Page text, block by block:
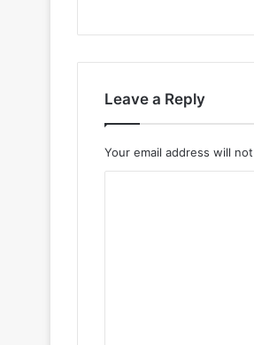
Leave a Reply
Your email address will